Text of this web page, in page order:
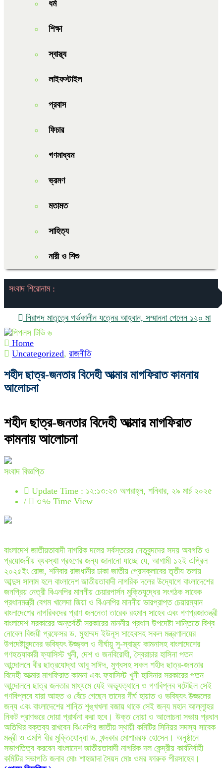
ধর্ম
শিক্ষা
স্বাস্থ্য
লাইফস্টাইল
প্রবাস
ফিচার
গণমাধ্যম
ভ্রমণ
মতামত
সাহিত্য
নারী ও শিশু
সংবাদ শিরোনাম :
নিরাপদ মাতৃত্বে গর্ভকালীন যত্নের আহ্বান, সম্মাননা পেলেন ১২০ মা
Home
Uncategorized, রাজনীতি
শহীদ ছাত্র-জনতার বিদেহী আত্মার মাগফিরাত কামনায়
আলোচনা
শহীদ ছাত্র-জনতার বিদেহী আত্মার মাগফিরাত
কামনায় আলোচনা
সংবাদ বিজ্ঞপ্তি
Update Time : ১২:১৩:২৩ অপরাহ্ন, শনিবার, ২৯ মার্চ ২০২৫
/
৩৭৬ Time View
বাংলাদেশ জাতীয়তাবাদী নাগরিক দলের সর্বস্তরের নেতৃবৃন্দদের সদয় অবগতি ও
প্রয়োজনীয় ব্যবস্থা গ্রহণের জন্য জানানো যাচ্ছে যে, আগামী ১২ই এপ্রিল
২০২৫ইং রোজ, শনিবার রাজধানীর ঢাকা জাতীয় প্রেসক্লাবের তৃতীয তলায়
আব্দুস সালাম হলে বাংলাদেশ জাতীয়তাবাদী নাগরিক দলের উদ্যোগে বাংলাদেশের
জনপ্রিয় নেত্রী বিএনপির মাননীয় চেয়ারপার্সন মুক্তিযুদ্ধের সংগঠক সাবেক
প্রধানমন্ত্রী বেগম খালেদা জিয়া ও বিএনপির মাননীয় ভারপ্রাপ্ত চেয়ারম্যান
বাংলাদেশের নাগরিকদের প্রাণ জননেতা তারেক রহমান সাহেব এবং গণপ্রজাতন্ত্রী
বাংলাদেশ সরকারের অন্তর্বর্তী সরকারের মাননীয় প্রধান উপদেষ্টা শান্তিতে বিশ্ব
নোবেল বিজয়ী প্রফেসর ড. মুহাম্মদ ইউনূস সাহেবসহ সকল মন্ত্রণালয়ের
উপদেষ্টাবৃন্দদের ভবিষ্যৎ উজ্জ্বল ও দীর্ঘায়ু সু-স্বাস্থ্য কামনাসহ বাংলাদেশের
গণহত্যাকারী ফ্যাসিস্ট খুনী, দেশ ও জনবিরোধী, স্বৈরাচার হাসিনা পতন
আন্দোলনে বীর ছাত্রযোদ্ধা আবু সাঈদ, মুগ্ধসহ সকল শহীদ ছাত্র-জনতার
বিদেহী আত্মার মাগফিরাত কামনা এবং ফ্যাসিস্ট খুনী হাসিনার সরকারের পতন
আন্দোলনে ছাত্র জনতার মাধ্যমে যেই অভ্যূত্থানে ও গণবিপ্লব ঘটেছিল সেই
গণবিপ্লবে যারা আহত ও বেঁচে গেছেন তাদের দীর্ঘ হায়াত ও ভবিষ্যৎ উজ্জলের
জন্য এবং বাংলাদেশের শান্তি শৃঙ্খখলা বজায় থাকে সেই জন্য মহান আল্লূাহর
নিকট প্রাণভরে দোয়া প্রার্থনা করা হবে। উক্ত দোয়া ও আলোচনা সভায় প্রধান
অতিথির বক্তব্য রাখবেন বিএনপির জাতীয় স্থায়ী কমিটির সিনিয়র সদস্য সাবেক
মন্ত্রী ও এমপি বীর মুক্তিযোদ্ধা ড. খন্দকার মোশাররফ হোসেন। অনুষ্ঠানে
সভাপতিত্ব করবেন বাংলাদেশ জাতীয়তাবাদী নাগরিক দল কেন্দ্রীয় কার্যনির্বাহী
কমিটির সভাপতি জনাব মোঃ শাহজাদা সৈয়দ মোঃ ওমর ফারুক পীরসাহেব।